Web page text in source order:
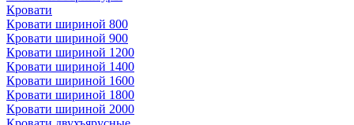
Кровати
Кровати шириной 800
Кровати шириной 900
Кровати шириной 1200
Кровати шириной 1400
Кровати шириной 1600
Кровати шириной 1800
Кровати шириной 2000